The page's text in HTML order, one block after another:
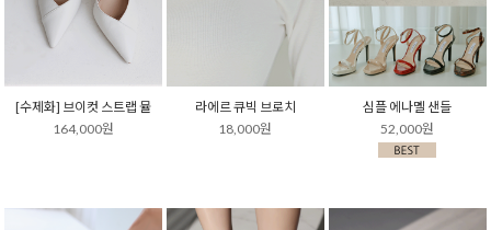
[수제화] 브이컷 스트랩 뮬
164,000원
라에르 큐빅 브로치
18,000원
심플 에나멜 샌들
52,000원